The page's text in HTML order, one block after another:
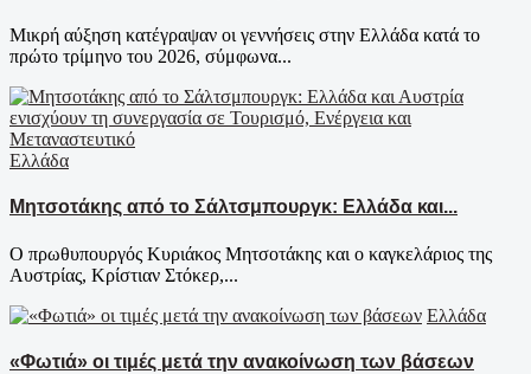
Μικρή αύξηση κατέγραψαν οι γεννήσεις στην Ελλάδα κατά το
πρώτο τρίμηνο του 2026, σύμφωνα...
Ελλάδα
Μητσοτάκης από το Σάλτσμπουργκ: Ελλάδα και...
Ο πρωθυπουργός Κυριάκος Μητσοτάκης και ο καγκελάριος της
Αυστρίας, Κρίστιαν Στόκερ,...
Ελλάδα
«Φωτιά» οι τιμές μετά την ανακοίνωση των βάσεων